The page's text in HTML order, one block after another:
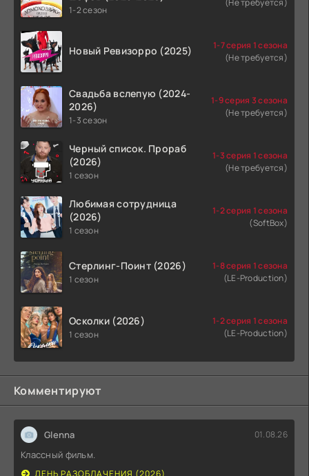
1-2 сезон
(Не требуется)
Новый Ревизорро (2025)
1-7 серия 1 сезона
(Не требуется)
Свадьба вслепую (2024-
2026)
1-3 сезон
1-9 серия 3 сезона
(Не требуется)
Черный список. Прораб
(2026)
1 сезон
1-3 серия 1 сезона
(Не требуется)
Любимая сотрудница
(2026)
1 сезон
1-2 серия 1 сезона
(SoftBox)
Стерлинг-Поинт (2026)
1 сезон
1-8 серия 1 сезона
(LE-Production)
Осколки (2026)
1 сезон
1-2 серия 1 сезона
(LE-Production)
Комментируют
Glenna 01.08.26
Классный фильм.
ДЕНЬ РАЗОБЛАЧЕНИЯ (2026)